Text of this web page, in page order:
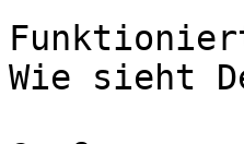
Wie sieht